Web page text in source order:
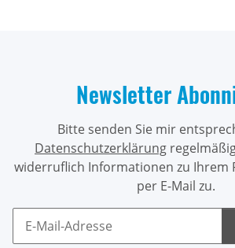
Newsletter
Bitte senden Sie mir
Datenschutzerklärung
widerruflich Informationen zu
per E-Mail zu.